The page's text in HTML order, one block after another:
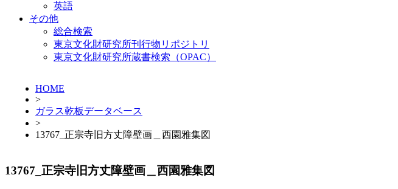
英語
その他
総合検索
東京文化財研究所刊行物リポジトリ
東京文化財研究所蔵書検索（OPAC）
HOME
>
ガラス乾板データベース
>
13767_正宗寺旧方丈障壁画＿西園雅集図
13767_正宗寺旧方丈障壁画＿西園雅集図